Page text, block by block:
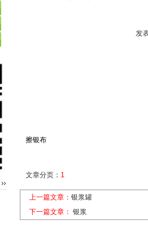
发
擦银布
文章分页： 1
上一篇文章： 银浆罐
下一篇文章： 银浆